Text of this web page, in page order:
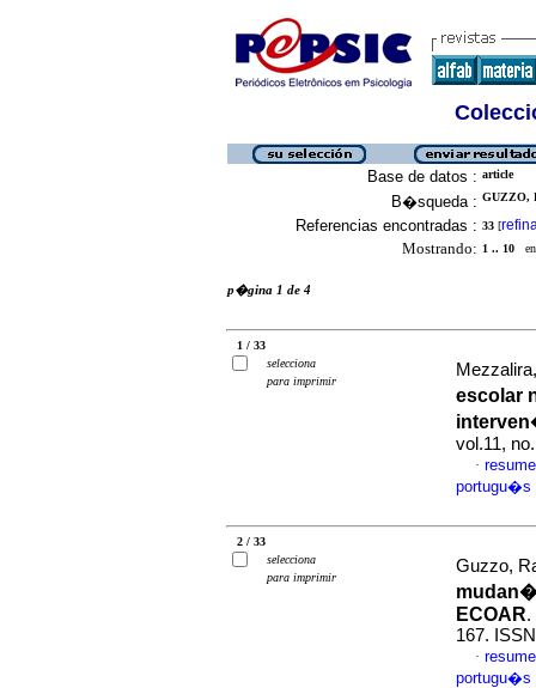
Base de datos : article
B�squeda : GUZZO,
Referencias encontradas : 33 [
Mostrando: 1 .. 10 en
p�gina 1 de 4
1 / 33
selecciona
para imprimir
escolar
vol.11,
·
portugu�s
2 / 33
selecciona
para imprimir
Guzzo,
ECOAR.
167.
·
portugu�s